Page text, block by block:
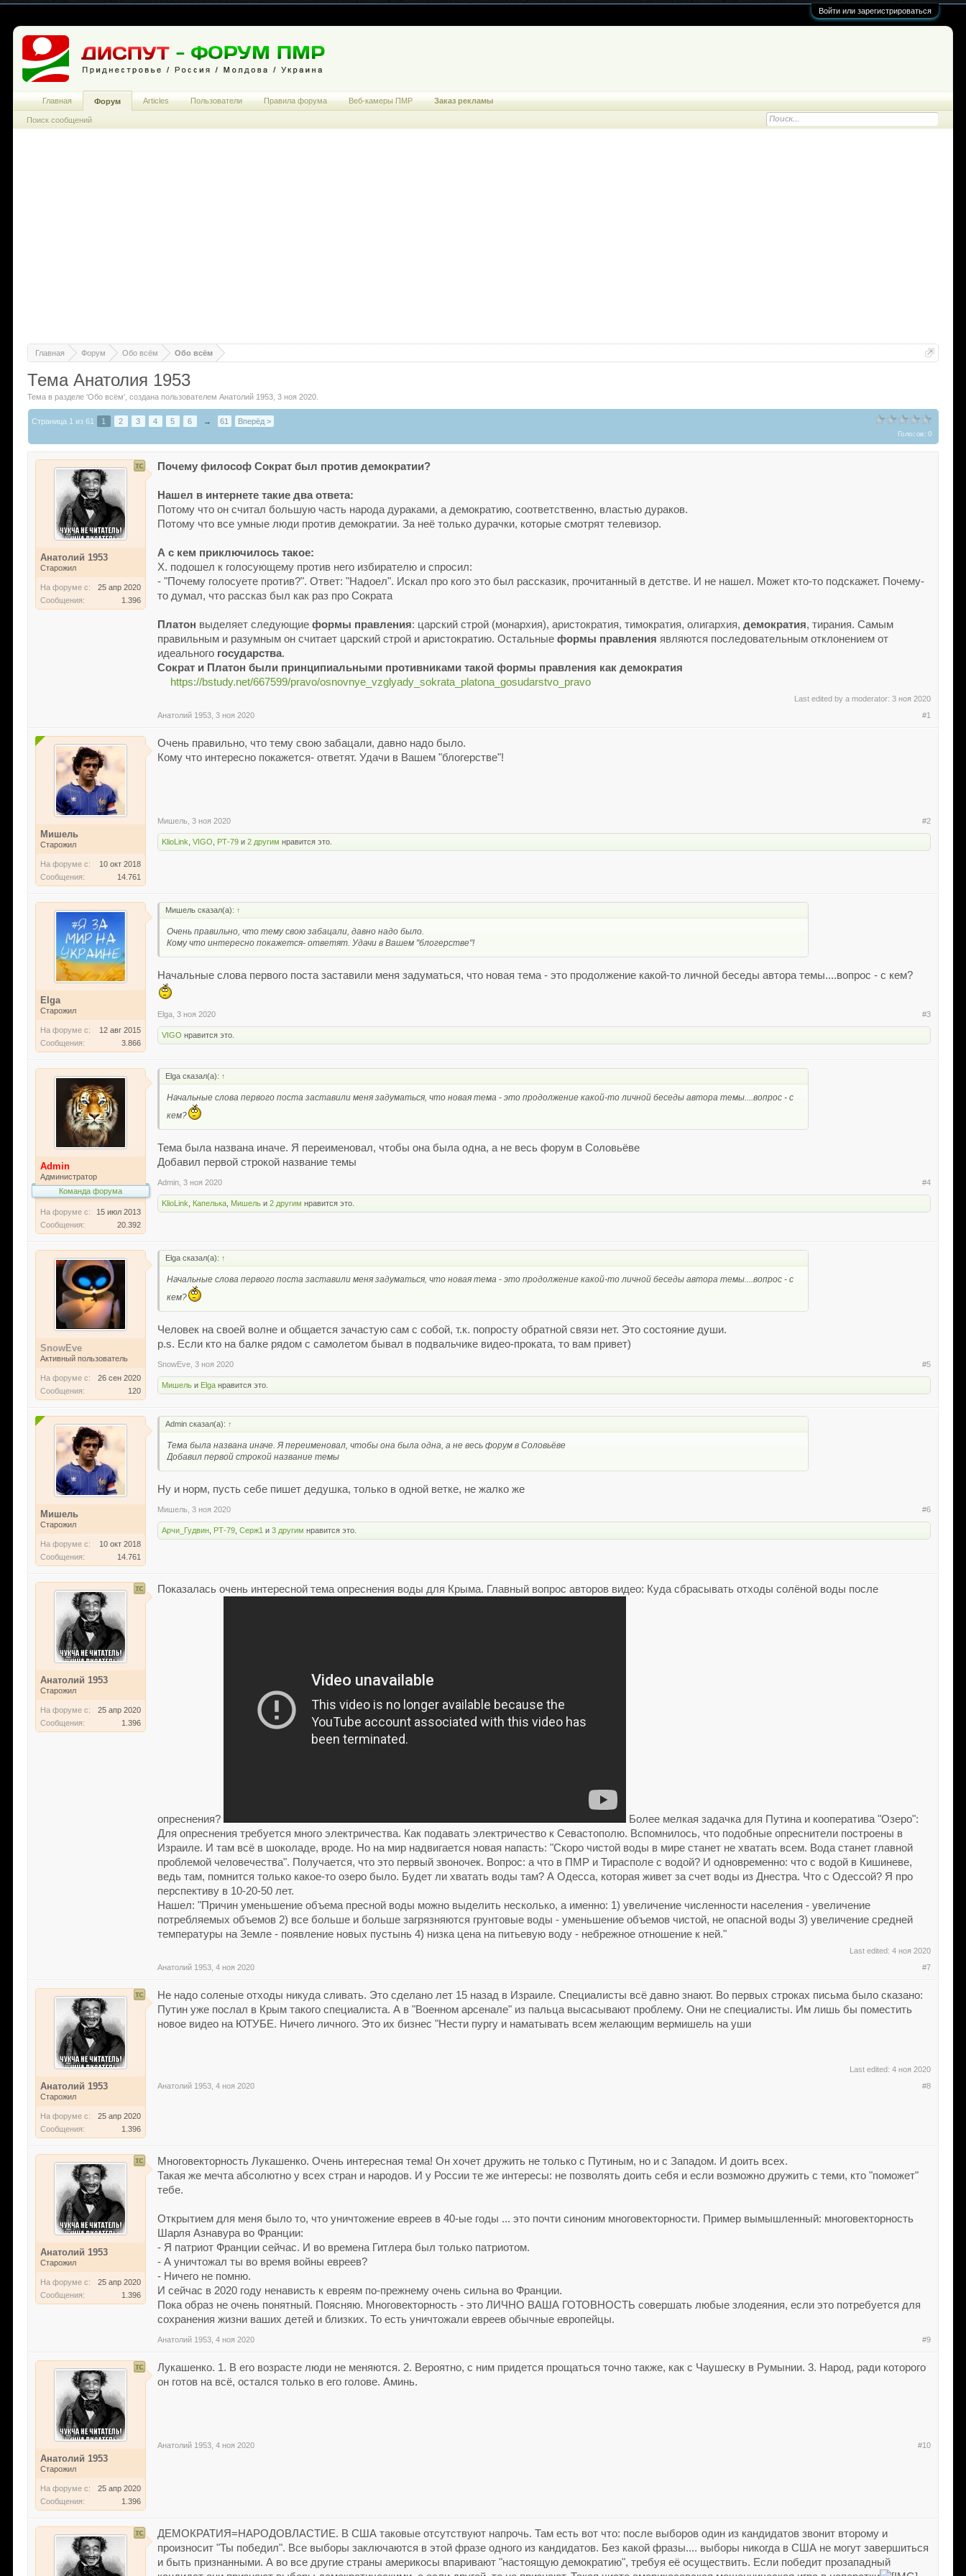
Войти или зарегистрироваться
Главная Форум Обо всём Обо всём
Тема Анатолия 1953
Тема в разделе 'Обо всём' , создана пользователемАнатолий 1953 ,3 ноя 2020
Голосов: 0
Страница 1 из 61 1 2 3 4 5 6 → 61 Вперёд >
Анатолий 1953
Старожил
На форуме с:
25 апр 2020
Сообщения:
1.396
Почему философ Сократ был против демократии?
Нашел в интернете такие два ответа:
Потому что он считал большую часть народа дураками, а демократию, соответственно, властью дураков.
Потому что все умные люди против демократии. За неё только дурачки, которые смотрят телевизор.
А с кем приключилось такое:
Х. подошел к голосующему против него избирателю и спросил:
- "Почему голосуете против?". Ответ: "Надоел". Искал про кого это был рассказик, прочитанный в детстве. И не нашел. Может кто-то подскажет. Почему-
то думал, что рассказ был как раз про Сократа
Платон выделяет следующиеформы правления: царский строй (монархия), аристократия, тимократия, олигархия,демократия, тирания. Самым
правильным и разумным он считает царский строй и аристократию. Остальныеформы правления являются последовательным отклонением от
идеального государства.
Сократ и Платон были принципиальными противниками такой формы правления как демократия
https://bstudy.net/667599/pravo/osnovnye_vzglyady_sokrata_platona_gosudarstvo_pravo
Last edited by a moderator: 3 ноя 2020
Анатолий 1953 3 ноя 2020 #1
Мишель
Старожил
На форуме с:
10 окт 2018
Сообщения:
14.761
Очень правильно, что тему свою забацали, давно надо было.
Кому что интересно покажется- ответят. Удачи в Вашем "блогерстве"!
Мишель 3 ноя 2020 #2
KlioLink ,VIGO РТ-79 и2 другим нравится это.
Elga
Старожил
На форуме с:
12 авг 2015
Сообщения:
3.866
Мишель сказал(а): ↑
Очень правильно, что тему свою забацали, давно надо было.
Кому что интересно покажется- ответят. Удачи в Вашем "блогерстве"!
Начальные слова первого поста заставили меня задуматься, что новая тема - это продолжение какой-то личной беседы автора темы....вопрос - с кем?
Elga 3 ноя 2020 #3
VIGO нравится это.
Admin
Администратор
Команда форума
На форуме с:
15 июл 2013
Сообщения:
20.392
Elga сказал(а): ↑
Начальные слова первого поста заставили меня задуматься, что новая тема - это продолжение какой-то личной беседы автора темы....вопрос - с
кем?
Тема была названа иначе. Я переименовал, чтобы она была одна, а не весь форум в Соловьёве
Добавил первой строкой название темы
Admin 3 ноя 2020 #4
KlioLink Капелька Мишель и2 другим нравится это.
SnowEve
Активный пользователь
На форуме с:
26 сен 2020
Сообщения:
120
Elga сказал(а): ↑
Начальные слова первого поста заставили меня задуматься, что новая тема - это продолжение какой-то личной беседы автора темы....вопрос - с
кем?
Человек на своей волне и общается зачастую сам с собой, т.к. попросту обратной связи нет. Это состояние души.
p.s. Если кто на балке рядом с самолетом бывал в подвальчике видео-проката, то вам привет)
SnowEve 3 ноя 2020 #5
Мишель и Elga нравится это.
Мишель
Старожил
На форуме с:
10 окт 2018
Сообщения:
14.761
Admin сказал(а): ↑
Тема была названа иначе. Я переименовал, чтобы она была одна, а не весь форум в Соловьёве
Добавил первой строкой название темы
Ну и норм, пусть себе пишет дедушка, только в одной ветке, не жалко же
Мишель 3 ноя 2020 #6
Арчи_Гудвин РТ-79 ,Серж1 и3 другим нравится это.
Анатолий 1953
Старожил
На форуме с:
25 апр 2020
Сообщения:
1.396
Показалась очень интересной тема опреснения воды для Крыма. Главный вопрос авторов видео: Куда сбрасывать отходы солёной воды после
опреснения?
Более мелкая задачка для Путина и кооператива "Озеро":
Для опреснения требуется много электричества. Как подавать электричество к Севастополю. Вспомнилось, что подобные опреснители построены в
Израиле. И там всё в шоколаде, вроде. Но на мир надвигается новая напасть: "Скоро чистой воды в мире станет не хватать всем. Вода станет главной
проблемой человечества". Получается, что это первый звоночек. Вопрос: а что в ПМР и Тирасполе с водой? И одновременно: что с водой в Кишиневе,
ведь там, помнится только какое-то озеро было. Будет ли хватать воды там? А Одесса, которая живет за счет воды из Днестра. Что с Одессой? Я про
перспективу в 10-20-50 лет.
Нашел: "Причин уменьшение объема пресной воды можно выделить несколько, а именно: 1) увеличение численности населения - увеличение
потребляемых объемов 2) все больше и больше загрязняются грунтовые воды - уменьшение объемов чистой, не опасной воды 3) увеличение средней
температуры на Земле - появление новых пустынь 4) низка цена на питьевую воду - небрежное отношение к ней."
Last edited: 4 ноя 2020
Анатолий 1953 4 ноя 2020 #7
Анатолий 1953
Старожил
На форуме с:
25 апр 2020
Сообщения:
1.396
Не надо соленые отходы никуда сливать. Это сделано лет 15 назад в Израиле. Специалисты всё давно знают. Во первых строках письма было сказано:
Путин уже послал в Крым такого специалиста. А в "Военном арсенале" из пальца высасывают проблему. Они не специалисты. Им лишь бы поместить
новое видео на ЮТУБЕ. Ничего личного. Это их бизнес "Нести пургу и наматывать всем желающим вермишель на уши
Last edited: 4 ноя 2020
Анатолий 1953 4 ноя 2020 #8
Анатолий 1953
Старожил
На форуме с:
25 апр 2020
Сообщения:
1.396
Многовекторность Лукашенко. Очень интересная тема! Он хочет дружить не только с Путиным, но и с Западом. И доить всех.
Такая же мечта абсолютно у всех стран и народов. И у России те же интересы: не позволять доить себя и если возможно дружить с теми, кто "поможет"
тебе.
Открытием для меня было то, что уничтожение евреев в 40-ые годы ... это почти синоним многовекторности. Пример вымышленный: многовекторность
Шарля Азнавура во Франции:
- Я патриот Франции сейчас. И во времена Гитлера был только патриотом.
- А уничтожал ты во время войны евреев?
- Ничего не помню.
И сейчас в 2020 году ненависть к евреям по-прежнему очень сильна во Франции.
Пока образ не очень понятный. Поясняю. Многовекторность - это ЛИЧНО ВАША ГОТОВНОСТЬ совершать любые злодеяния, если это потребуется для
сохранения жизни ваших детей и близких. То есть уничтожали евреев обычные европейцы.
Анатолий 1953 4 ноя 2020 #9
Анатолий 1953
Старожил
На форуме с:
25 апр 2020
Сообщения:
1.396
Лукашенко. 1. В его возрасте люди не меняются. 2. Вероятно, с ним придется прощаться точно также, как с Чаушеску в Румынии. 3. Народ, ради которого
он готов на всё, остался только в его голове. Аминь.
Анатолий 1953 4 ноя 2020 #10
ДЕМОКРАТИЯ=НАРОДОВЛАСТИЕ. В США таковые отсутствуют напрочь. Там есть вот что: после выборов один из кандидатов звонит второму и
произносит "Ты победил". Все выборы заключаются в этой фразе одного из кандидатов. Без какой фразы.... выборы никогда в США не могут завершиться
и быть признанными. А во все другие страны америкосы впаривают "настоящую демократию", требуя её осуществить. Если победит прозападный
Главная Форум
Поиск сообщений
Articles Пользователи Правила форума Веб-камеры ПМР Заказ рекламы